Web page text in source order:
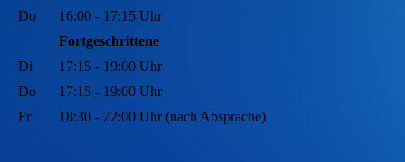
Do
16:00 - 17:15 Uhr
Fortgeschrittene
Di
17:15 - 19:00 Uhr
Do
17:15 - 19:00 Uhr
Fr
18:30 - 22:00 Uhr (nach Absprache)